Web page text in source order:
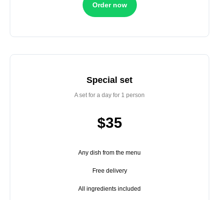
Order now
Special set
A set for a day for 1 person
$35
Any dish from the menu
Free delivery
All ingredients included